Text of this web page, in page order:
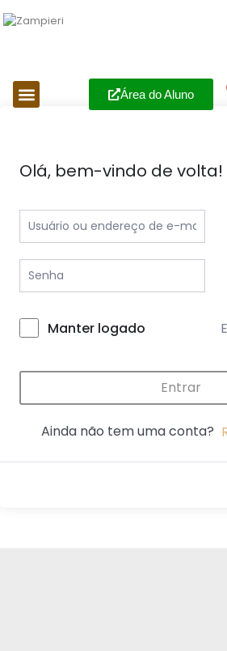
Área do Aluno
Olá, bem-vindo de volta!
Manter logado
Entrar
Ainda não tem uma conta?